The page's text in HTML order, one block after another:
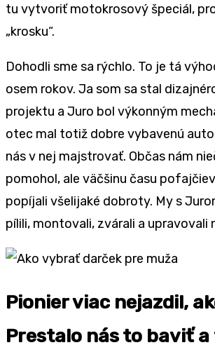
tu vytvoriť motokrosový špeciál,
„krosku“.
Dohodli sme sa rýchlo. To je tá
osem rokov. Ja som sa stal
projektu a Juro bol výkonným
otec mal totiž dobre vybavenú
nás v nej majstrovať. Občas nám
pomohol, ale väčšinu času
popíjali všelijaké dobroty. My s
pílili, montovali, zvárali a upravovali
Pionier viac nejazdil,
Prestalo nás to baviť a